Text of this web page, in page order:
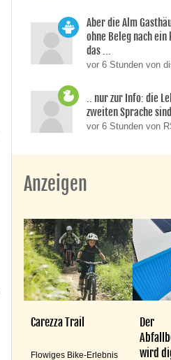
Aber die Alm
ohne Beleg nach
das ...
vor 6 Stunden von
.. nur zur Info: die
zweiten Sprache
vor 6 Stunden von
Anzeigen
Carezza Trail
Flowiges Bike-Erlebnis
Der
wird